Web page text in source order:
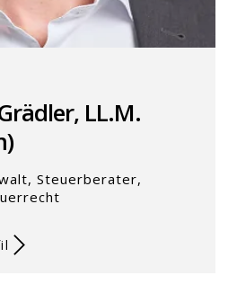
LL.M.
Steuerberater,